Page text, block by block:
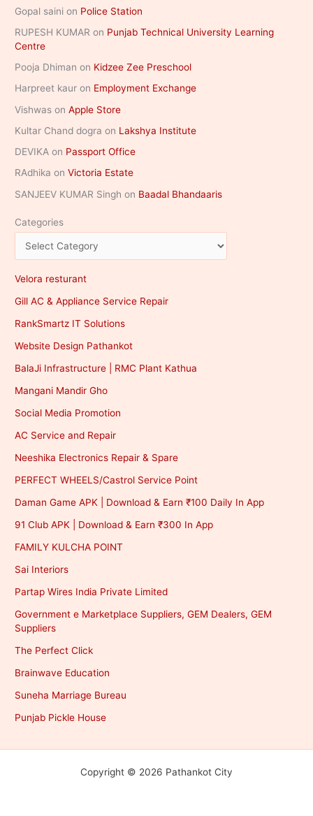
Gopal saini on Police Station
RUPESH KUMAR on Punjab Technical University Learning
Centre
Pooja Dhiman on Kidzee Zee Preschool
Harpreet kaur on Employment Exchange
Vishwas onApple Store
Kultar Chand dogra on Lakshya Institute
DEVIKA on Passport Office
RAdhika onVictoria Estate
SANJEEV KUMAR Singh on Baadal Bhandaaris
Categories
Velora resturant
Gill AC & Appliance Service Repair
RankSmartz IT Solutions
Website Design Pathankot
BalaJi Infrastructure | RMC Plant Kathua
Mangani Mandir Gho
Social Media Promotion
AC Service and Repair
Neeshika Electronics Repair & Spare
PERFECT WHEELS/Castrol Service Point
Daman Game APK | Download & Earn ₹100 Daily In App
91 Club APK | Download & Earn ₹300 In App
FAMILY KULCHA POINT
Sai Interiors
Partap Wires India Private Limited
Government e Marketplace Suppliers, GEM Dealers, GEM
Suppliers
The Perfect Click
Brainwave Education
Suneha Marriage Bureau
Punjab Pickle House
Copyright © 2026 Pathankot City